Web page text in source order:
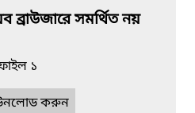
ব্রাউজারে সমর্থিত নয়
১
করুন